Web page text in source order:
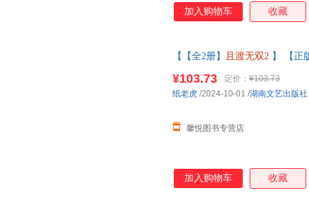
加入购物车 收藏
【【全2册】 且渡无双2 】 【正
服
¥103.73 定价： ¥103.73
馨悦图书专营店
纸老虎 /2024-10-01 /湖南文艺出版社
加入购物车 收藏